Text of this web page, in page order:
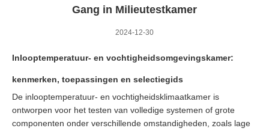
Gang in Milieutestkamer
2024-12-30
Inlooptemperatuur- en vochtigheidsomgevingskamer:
kenmerken, toepassingen en selectiegids
De inlooptemperatuur- en vochtigheidsklimaatkamer is
ontworpen voor het testen van volledige systemen of grote
componenten onder verschillende omstandigheden, zoals lage